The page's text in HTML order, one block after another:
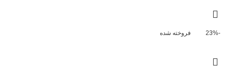
-23% فروخته شده